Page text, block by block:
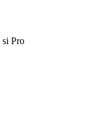
Pro